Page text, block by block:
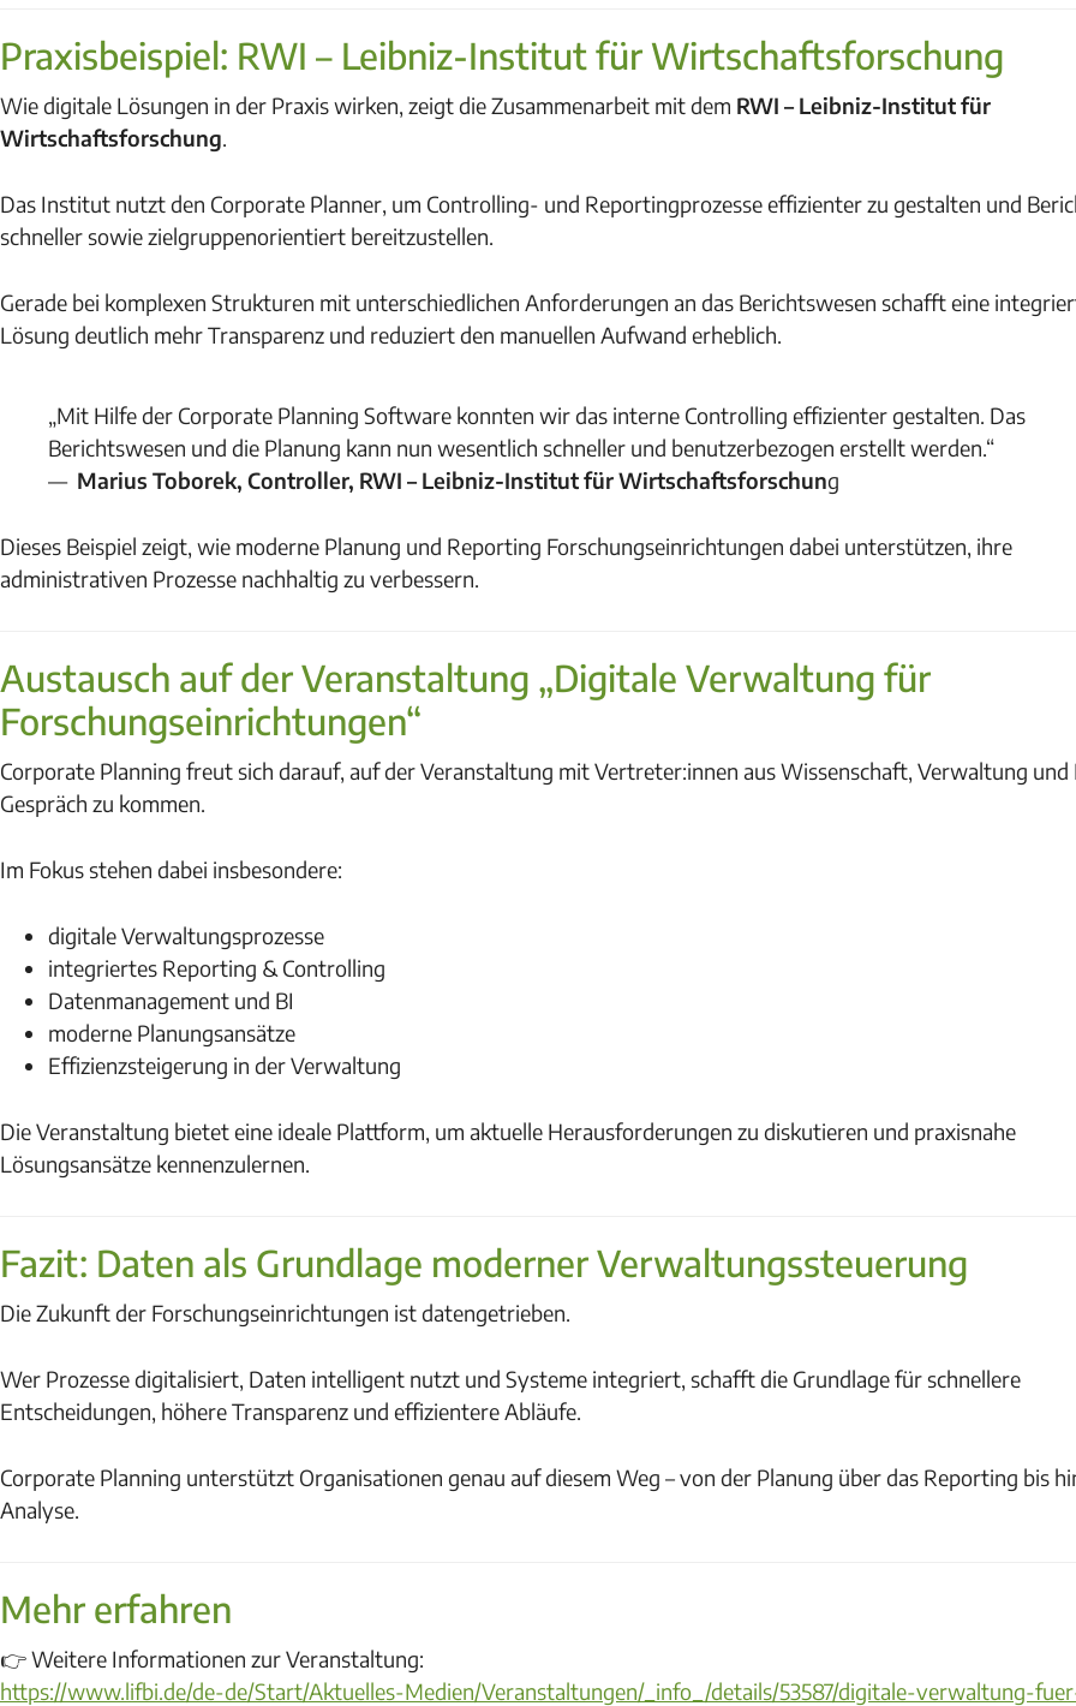
Praxisbeispiel: RWI – Leibniz-Institut für Wirtschaftsforschung
Wie digitale Lösungen in der Praxis wirken, zeigt die Zusammenarbeit mit dem RWI – Leibniz-Institut für
Wirtschaftsforschung.
Das Institut nutzt den Corporate Planner, um Controlling- und Reportingprozesse effizienter zu gestalten und
schneller sowie zielgruppenorientiert bereitzustellen.
Gerade bei komplexen Strukturen mit unterschiedlichen Anforderungen an das Berichtswesen schafft eine
Lösung deutlich mehr Transparenz und reduziert den manuellen Aufwand erheblich.
„Mit Hilfe der Corporate Planning Software konnten wir das interne Controlling effizienter gestalten. Das
Berichtswesen und die Planung kann nun wesentlich schneller und benutzerbezogen erstellt werden.“
— Marius Toborek, Controller, RWI – Leibniz-Institut für Wirtschaftsforschung
Dieses Beispiel zeigt, wie moderne Planung und Reporting Forschungseinrichtungen dabei unterstützen, ihre
administrativen Prozesse nachhaltig zu verbessern.
Austausch auf der Veranstaltung „Digitale Verwaltung für
Forschungseinrichtungen“
Corporate Planning freut sich darauf, auf der Veranstaltung mit Vertreter:innen aus Wissenschaft, Verwaltung und
Gespräch zu kommen.
Im Fokus stehen dabei insbesondere:
digitale Verwaltungsprozesse
integriertes Reporting & Controlling
Datenmanagement und BI
moderne Planungsansätze
Effizienzsteigerung in der Verwaltung
Die Veranstaltung bietet eine ideale Plattform, um aktuelle Herausforderungen zu diskutieren und praxisnahe
Lösungsansätze kennenzulernen.
Fazit: Daten als Grundlage moderner Verwaltungssteuerung
Die Zukunft der Forschungseinrichtungen ist datengetrieben.
Wer Prozesse digitalisiert, Daten intelligent nutzt und Systeme integriert, schafft die Grundlage für schnellere
Entscheidungen, höhere Transparenz und effizientere Abläufe.
Corporate Planning unterstützt Organisationen genau auf diesem Weg – von der Planung über das Reporting bis
Analyse.
Mehr erfahren
👉 Weitere Informationen zur Veranstaltung:
https://www.lifbi.de/de-de/Start/Aktuelles-Medien/Veranstaltungen/_info_/details/53587/digitale-verwaltung-